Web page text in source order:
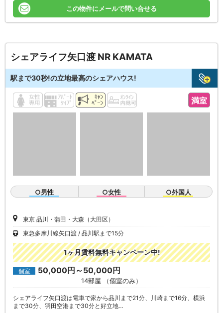
この物件にメールで問い合せる
シェアライフ矢口渡 NR KAMATA
駅まで30秒!の立地最高のシェアハウス!
満室
○男性 ○女性 ○外国人
東京 品川・蒲田・大森（大田区）
東急多摩川線矢口渡
品川駅まで15分
1ヶ月賃料無料キャンペーン中!
個室 50,000円～50,000円
14部屋 （個室のみ）
シェアライフ矢口渡は電車で家から品川まで21分、川崎まで16分、横浜
まで30分、羽田空港まで30分と好立地…